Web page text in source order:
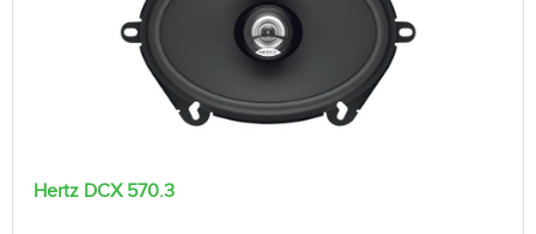
Hertz DCX 570.3